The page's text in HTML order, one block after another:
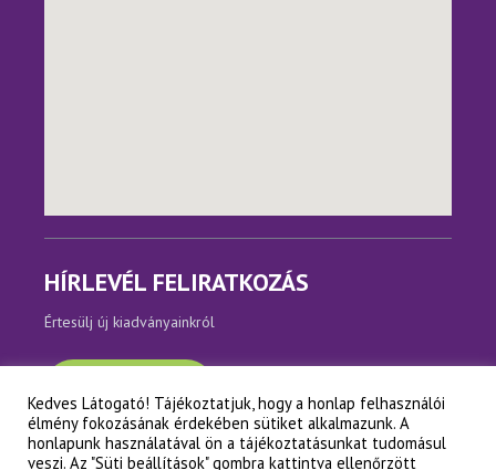
HÍRLEVÉL FELIRATKOZÁS
Értesülj új kiadványainkról
Kedves Látogató! Tájékoztatjuk, hogy a honlap felhasználói
élmény fokozásának érdekében sütiket alkalmazunk. A
honlapunk használatával ön a tájékoztatásunkat tudomásul
veszi. Az "Süti beállítások" gombra kattintva ellenőrzött